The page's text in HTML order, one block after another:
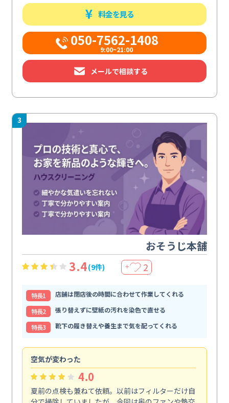
料金を見る
050-7562-1408
9:00~21:00
メールで相談する
3
おそうじ本舗
3.4(9件) ＋ 2
特⻑1
店舗は閉店後の時間に合わせて作業してくれる
特⻑2
張り替えずに壁紙の汚れを染色で直せる
特⻑3
靴下の履き替えや養生まで気を配ってくれる
空気が変わった
4.0
夏前の点検も兼ねて依頼。以前はフィルターだけ自